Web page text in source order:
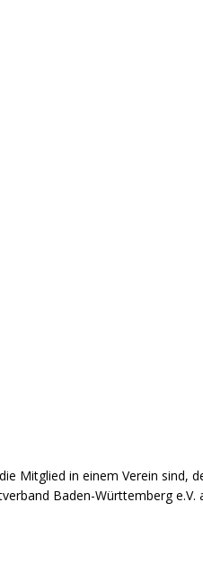
Mitglied in einem Verein sind,
Baden-Württemberg e.V.